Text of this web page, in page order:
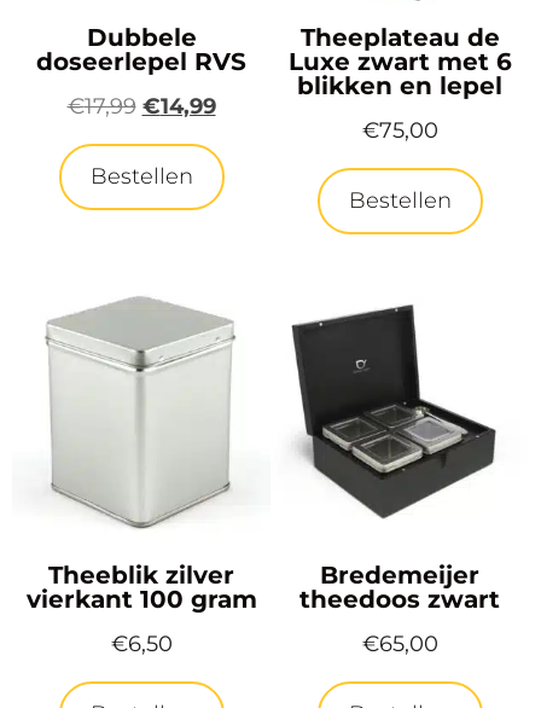
Dubbele
doseerlepel RVS
€17,99 €14,99
Bestellen
Theeplateau de
Luxe zwart met 6
blikken en lepel
€75,00
Bestellen
Theeblik zilver
vierkant 100 gram
€6,50
Bredemeijer
theedoos zwart
€65,00